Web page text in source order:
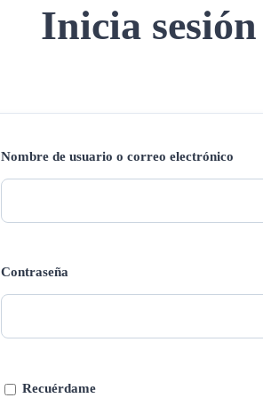
Inicia sesión
Nombre de usuario o correo electrónico
Contraseña
Recuérdame